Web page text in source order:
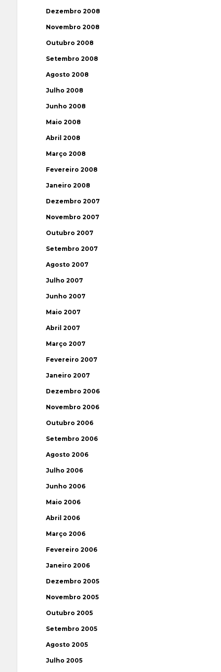
Dezembro 2008
Novembro 2008
Outubro 2008
Setembro 2008
Agosto 2008
Julho 2008
Junho 2008
Maio 2008
Abril 2008
Março 2008
Fevereiro 2008
Janeiro 2008
Dezembro 2007
Novembro 2007
Outubro 2007
Setembro 2007
Agosto 2007
Julho 2007
Junho 2007
Maio 2007
Abril 2007
Março 2007
Fevereiro 2007
Janeiro 2007
Dezembro 2006
Novembro 2006
Outubro 2006
Setembro 2006
Agosto 2006
Julho 2006
Junho 2006
Maio 2006
Abril 2006
Março 2006
Fevereiro 2006
Janeiro 2006
Dezembro 2005
Novembro 2005
Outubro 2005
Setembro 2005
Agosto 2005
Julho 2005